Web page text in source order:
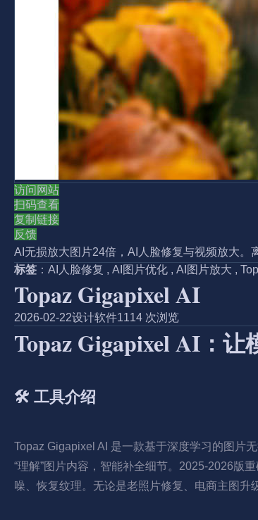
访问网站
扫码查看
复制链接
反馈
AI无损放大图片24倍，AI人脸修复与视频放大。
标签 ： AI人脸修复 , AI图片优化 , AI图片放大 ,
Topaz Gigapixel AI
2026-02-22设计软件1114 次浏览
Topaz Gigapixel AI：
🛠️ 工具介绍
Topaz Gigapixel AI 是一款基于深度学习的图片
“理解”图片内容，智能补全细节。2025-2026版
噪、恢复纹理。无论是老照片修复、电商主图升